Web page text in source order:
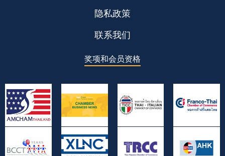
隐私政策
联系我们
奖项和会员资格